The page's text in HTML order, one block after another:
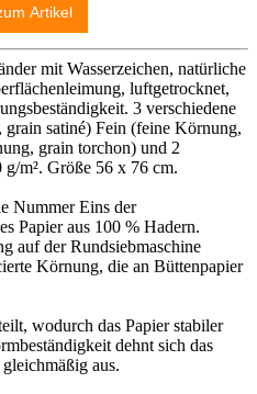
mit Wasserzeichen, natürliche
luftgetrocknet,
3 verschiedene
satiné) Fein (feine Körnung,
grain torchon) und 2
m². Größe 56 x 76 cm.
Nummer Eins der
Papier aus 100 % Hadern.
auf der Rundsiebmaschine
Körnung, die an Büttenpapier
wodurch das Papier stabiler
dehnt sich das
aus.